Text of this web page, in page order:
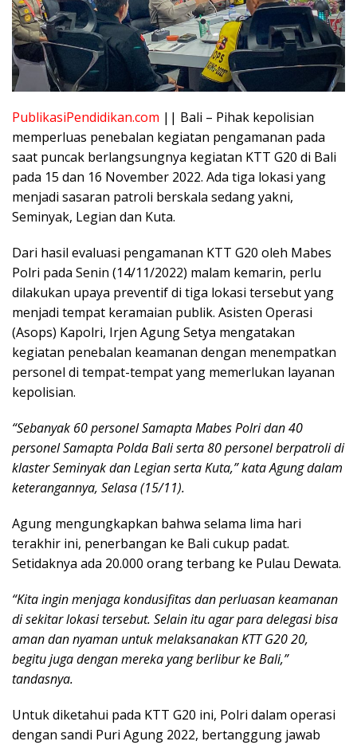
PublikasiPendidikan.com || Bali – Pihak kepolisian
memperluas penebalan kegiatan pengamanan pada
saat puncak berlangsungnya kegiatan KTT G20 di Bali
pada 15 dan 16 November 2022. Ada tiga lokasi yang
menjadi sasaran patroli berskala sedang yakni,
Seminyak, Legian dan Kuta.
Dari hasil evaluasi pengamanan KTT G20 oleh Mabes
Polri pada Senin (14/11/2022) malam kemarin, perlu
dilakukan upaya preventif di tiga lokasi tersebut yang
menjadi tempat keramaian publik. Asisten Operasi
(Asops) Kapolri, Irjen Agung Setya mengatakan
kegiatan penebalan keamanan dengan menempatkan
personel di tempat-tempat yang memerlukan layanan
kepolisian.
“Sebanyak 60 personel Samapta Mabes Polri dan 40
personel Samapta Polda Bali serta 80 personel berpatroli di
klaster Seminyak dan Legian serta Kuta,” kata Agung dalam
keterangannya, Selasa (15/11).
Agung mengungkapkan bahwa selama lima hari
terakhir ini, penerbangan ke Bali cukup padat.
Setidaknya ada 20.000 orang terbang ke Pulau Dewata.
“Kita ingin menjaga kondusifitas dan perluasan keamanan
di sekitar lokasi tersebut. Selain itu agar para delegasi bisa
aman dan nyaman untuk melaksanakan KTT G20 20,
begitu juga dengan mereka yang berlibur ke Bali,”
tandasnya.
Untuk diketahui pada KTT G20 ini, Polri dalam operasi
dengan sandi Puri Agung 2022, bertanggung jawab